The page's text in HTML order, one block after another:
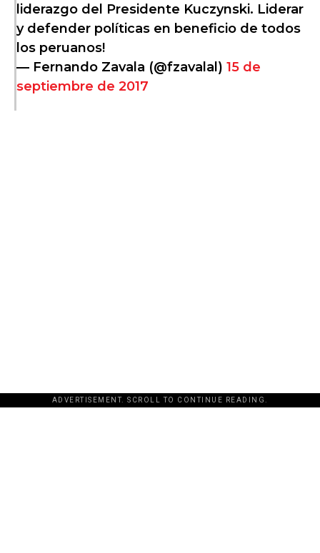
liderazgo del Presidente Kuczynski. Liderar
y defender políticas en beneficio de todos
los peruanos!
— Fernando Zavala (@fzavalal) 15 de
septiembre de 2017
ADVERTISEMENT. SCROLL TO CONTINUE READING.